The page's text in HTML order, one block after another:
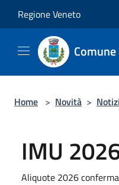
Regione Veneto
Home > Novità >
IMU
Aliquote 2026